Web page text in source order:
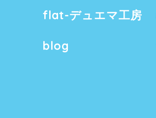
flat-デュエマ工房
blog